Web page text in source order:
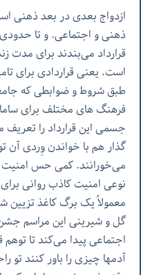
ازدواج بعدی در بعد ذهنی
ذهنی و اجتماعی. و تا
قرارداد می‌بندند برای مدت
است. یعنی قراردادی برای
طبق شروط و ضوابطی که
فرهنگ های مختلف برای
جسمی این قرارداد را تعریف
گذار هم با خواندن وِردی آن
می‌خورانند. کمی حس امنیت
نوعی امنیت کاذب روانی
معمولاً یک برگ کاغذ تزیین
گل و شیرینی این مراسم
اجتماعی پیدا می‌کند تا
آدمها چیزی را باور کنند تو